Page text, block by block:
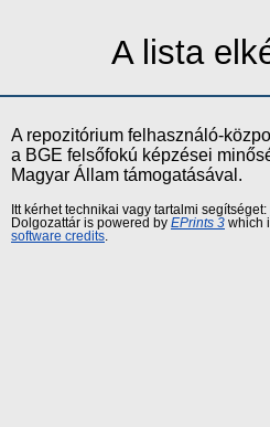
A lista
A repozitórium felhasználó-
a BGE felsőfokú képzései
Magyar Állam támogatásával.
Itt kérhet technikai vagy tartalmi segítséget:
Dolgozattár is powered by EPrints 3 which
software credits